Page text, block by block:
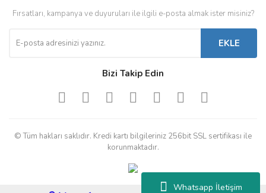
Whatsapp İletişim
Fırsatları, kampanya ve duyuruları ile ilgili e-posta almak ister misiniz?
EKLE
Bizi Takip Edin
© Tüm hakları saklıdır. Kredi kartı bilgileriniz 256bit SSL sertifikası ile
korunmaktadır.